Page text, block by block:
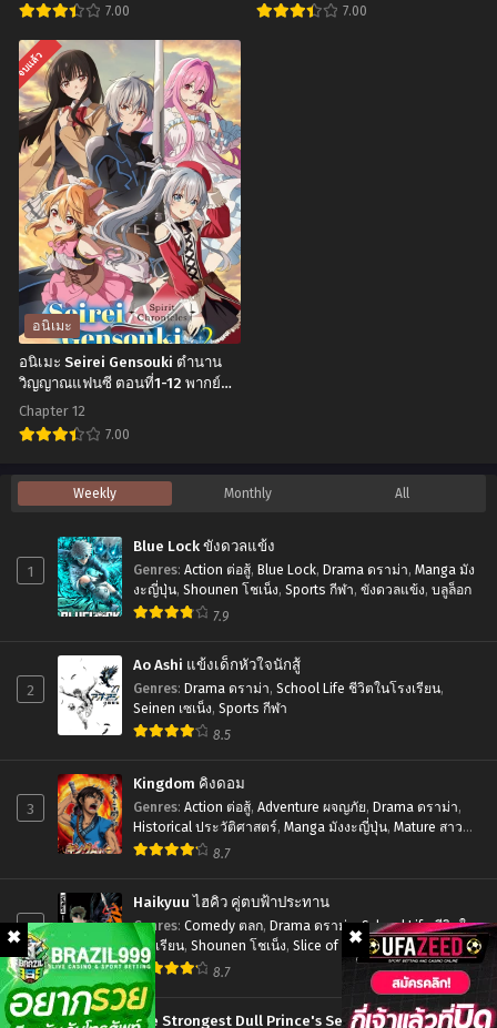
ตอน
ที่1-
12
ซับ
ไทย
อสูร
7.00
อ
นิ
เมะ
Re:
Monster
ราชัน
ชาติ
อสูร
ตอน
ที่1-
12
พากย์
ไทย+ซับ
ไทย
7.00
the
Sky
ตํา
นาน
เดอะ
มูฟ
จบแล้ว
อนิเมะ
อนิเมะ Seirei Gensouki ตำนาน
วิญญาณแฟนซี ตอนที่1-12 พากย์
ไทย+ซับไทย
Chapter 12
7.00
อ
นิ
Seirei
Gensouki
ตำนาน
วิญญาณ
แฟนซี
พากย์
ไทย+ซับ
Weekly Monthly All
1
Blue Lock ขังดวลแข้ง
Genres: Action ต่อสู้, Blue Lock, Drama ดราม่า, Manga มัง
งะญี่ปุ่น, Shounen โชเน็ง, Sports กีฬา, ขังดวลแข้ง, บลูล็อก
7.9
2
Ao Ashi แข้งเด็กหัวใจนักสู้
Genres: Drama ดราม่า, School Life ชีวิตในโรงเรียน,
Seinen เซเน็ง, Sports กีฬา
8.5
3
Kingdom คิงดอม
Genres: Action ต่อสู้, Adventure ผจญภัย, Drama ดราม่า,
Historical ประวัติศาสตร์, Manga มังงะญี่ปุ่น, Mature สาว
ใหญ่,Seinen เซเน็ง
8.7
4
Haikyuu ไฮคิว คู่ตบฟ้าประทาน
Genres: Comedy ตลก, Drama ดราม่า,School Life ชีวิตใน
โรงเรียน, Shounen โชเน็ง, Slice of Life รั้วโรงเรียน,
Sports กีฬา
8.7
The Strongest Dull Prince's Secret Battle for the